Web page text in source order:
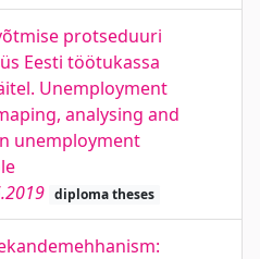
protseduuri
Eesti töötukassa
Unemployment
analysing and
unemployment
diploma theses